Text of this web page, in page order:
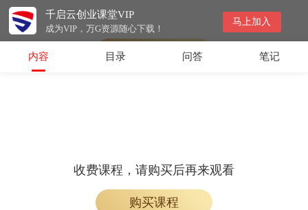
千启云创业课堂VIP
成为VIP，万G资源随心下载！
马上加入
会员专属课程，请开通会员后学习
内容 目录 问答 笔记
收费课程，请购买后再来观看
购买课程